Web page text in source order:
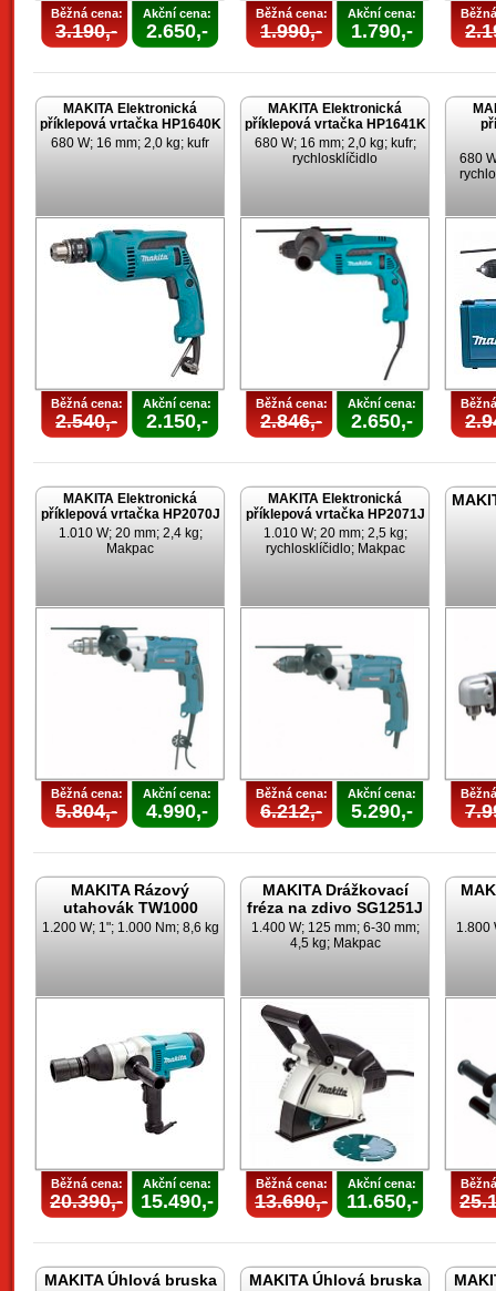
Běžná cena:
3.190,-
Akční cena:
2.650,-
Běžná cena:
1.990,-
Akční cena:
1.790,-
MAKITA Elektronická
příklepová vrtačka HP1640K
680 W; 16 mm; 2,0 kg; kufr
Běžná cena:
2.540,-
Akční cena:
2.150,-
MAKITA Elektronická
příklepová vrtačka HP1641K
680 W; 16 mm; 2,0 kg; kufr;
rychlosklíčidlo
Běžná cena:
2.846,-
Akční cena:
2.650,-
680
MAKITA Elektronická
příklepová vrtačka HP2070J
1.010 W; 20 mm; 2,4 kg;
Makpac
Běžná cena:
5.804,-
Akční cena:
4.990,-
MAKITA Elektronická
příklepová vrtačka HP2071J
1.010 W; 20 mm; 2,5 kg;
rychlosklíčidlo; Makpac
Běžná cena:
6.212,-
Akční cena:
5.290,-
MAKITA Rázový
utahovák TW1000
1.200 W; 1"; 1.000 Nm; 8,6 kg
Běžná cena:
20.390,-
Akční cena:
15.490,-
MAKITA Drážkovací
fréza na zdivo SG1251J
1.400 W; 125 mm; 6-30 mm;
4,5 kg; Makpac
Běžná cena:
13.690,-
Akční cena:
11.650,-
1.800
MAKITA Úhlová bruska
MAKITA Úhlová bruska